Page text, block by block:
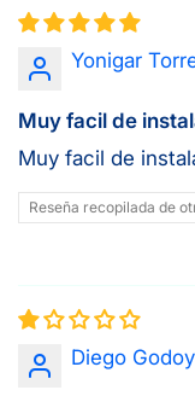
Yonigar
Muy facil de
Muy facil de
Reseña recopilada de
Diego